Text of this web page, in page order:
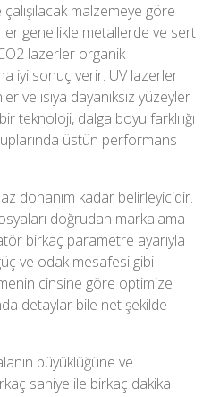
malzemeye göre
genellikle metallerde ve sert
lazerler organik
iyi sonuç verir. UV lazerler
ve ısıya dayanıksız yüzeyler
teknoloji, dalga boyu farklılığı
üstün performans
donanım kadar belirleyicidir.
doğrudan markalama
birkaç parametre ayarıyla
ve odak mesafesi gibi
cinsine göre optimize
detaylar bile net şekilde
büyüklüğüne ve
saniye ile birkaç dakika